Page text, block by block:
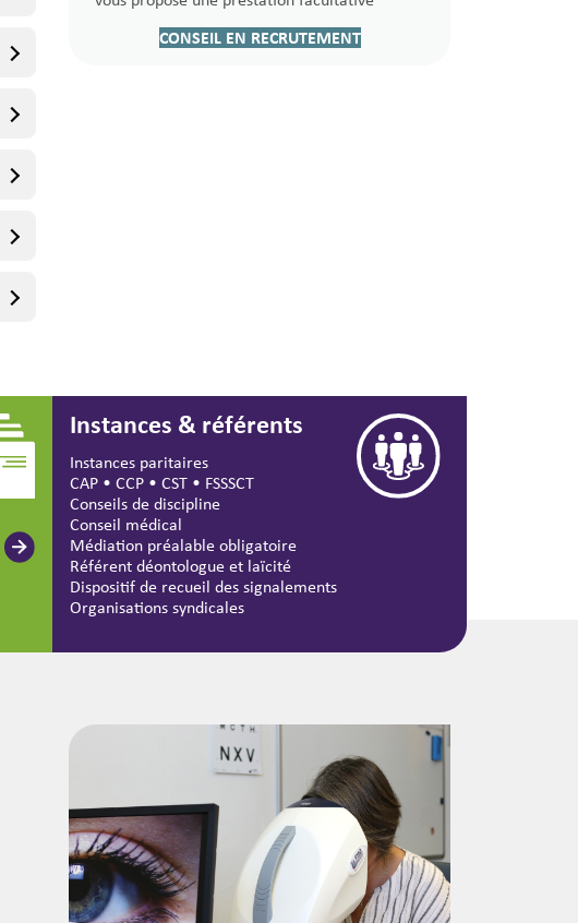
CONSEIL EN RECRUTEMENT
Instances & référents
Instances paritaires
CAP • CCP • CST • FSSSCT
Conseils de discipline
Conseil médical
Médiation préalable obligatoire
Référent déontologue et laïcité
Dispositif de recueil des signalements
Organisations syndicales